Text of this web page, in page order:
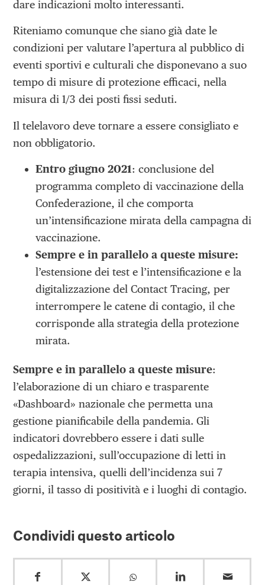
dare indicazioni molto interessanti.
Riteniamo comunque che siano già date le
condizioni per valutare l’apertura al pubblico di
eventi sportivi e culturali che disponevano a suo
tempo di misure di protezione efficaci, nella
misura di 1/3 dei posti fissi seduti.
Il telelavoro deve tornare a essere consigliato e
non obbligatorio.
Entro giugno 2021: conclusione del
programma completo di vaccinazione della
Confederazione, il che comporta
un’intensificazione mirata della campagna di
vaccinazione.
Sempre e in parallelo a queste misure:
l’estensione dei test e l’intensificazione e la
digitalizzazione del Contact Tracing, per
interrompere le catene di contagio, il che
corrisponde alla strategia della protezione
mirata.
Sempre e in parallelo a queste misure:
l’elaborazione di un chiaro e trasparente
«Dashboard» nazionale che permetta una
gestione pianificabile della pandemia. Gli
indicatori dovrebbero essere i dati sulle
ospedalizzazioni, sull’occupazione di letti in
terapia intensiva, quelli dell’incidenza sui 7
giorni, il tasso di positività e i luoghi di contagio.
Condividi questo articolo